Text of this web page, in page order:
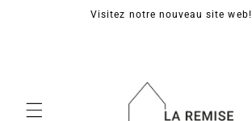
Visitez notre nouveau site web!